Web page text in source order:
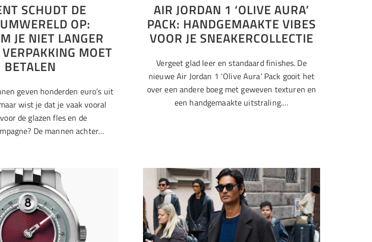
SCHUDT DE
OP:
JE NIET LANGER
MOET
BETALEN
geven honderden euro’s uit
wist je dat je vaak vooral
de glazen fles en de
De mannen achter…
AIR JORDAN 1 ‘OLIVE AURA’
PACK: HANDGEMAAKTE VIBES
VOOR JE SNEAKERCOLLECTIE
Vergeet glad leer en standaard finishes. De
nieuwe Air Jordan 1 ‘Olive Aura’ Pack gooit het
over een andere boeg met geweven texturen en
een handgemaakte uitstraling.…